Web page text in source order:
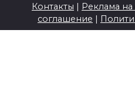
Контакты | Реклама на
соглашение |